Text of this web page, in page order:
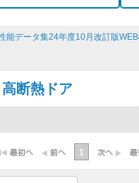
能データ集24年度10月改訂版
断熱ドア
1